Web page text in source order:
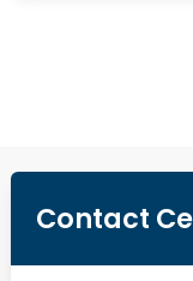
Contact